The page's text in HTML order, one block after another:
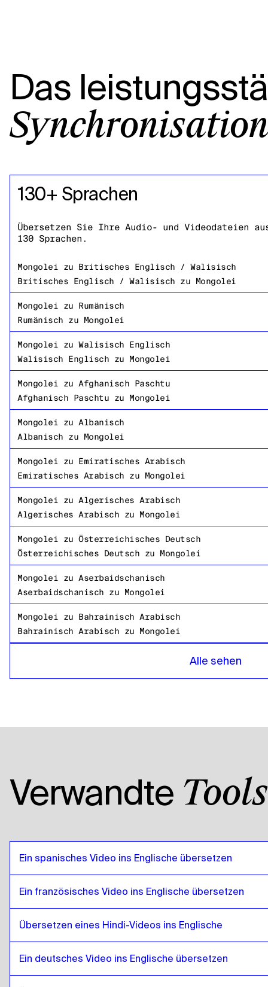
Das
130+ Sprachen
Übersetzen Sie Ihre Audio- und Videodateien
130 Sprachen.
Mongolei zu Britisches Englisch / Walisisch
Britisches Englisch / Walisisch zu Mongolei
Mongolei zu Rumänisch
Rumänisch zu Mongolei
Mongolei zu Walisisch Englisch
Walisisch Englisch zu Mongolei
Mongolei zu Afghanisch Paschtu
Afghanisch Paschtu zu Mongolei
Mongolei zu Albanisch
Albanisch zu Mongolei
Mongolei zu Emiratisches Arabisch
Emiratisches Arabisch zu Mongolei
Mongolei zu Algerisches Arabisch
Algerisches Arabisch zu Mongolei
Mongolei zu Österreichisches Deutsch
Österreichisches Deutsch zu Mongolei
Mongolei zu Aserbaidschanisch
Aserbaidschanisch zu Mongolei
Mongolei zu Bahrainisch Arabisch
Bahrainisch Arabisch zu Mongolei
Amerikanisches Englischzu Mongolei
Bolivianisches Spanisch zuMongolei
MongoleizuBrasilianisches Portugiesisch
MongoleizuBritisches Englisch
Britisches EnglischzuMongolei
Alle sehen
Verwandte Tools
Ein spanisches Video ins Englische übersetzen
Ein französisches Video ins Englische übersetzen
Übersetzen eines Hindi-Videos ins Englische
Ein deutsches Video ins Englische übersetzen